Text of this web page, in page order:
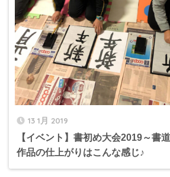
13 1月 2019
【イベント】書初め大会2019～書
作品の仕上がりはこんな感じ♪